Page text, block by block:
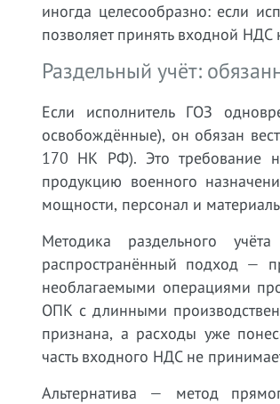
иногда целесообразно: если
позволяет принять входной НДС
Раздельный учёт:
Если исполнитель ГОЗ
освобождённые), он обязан
170 НК РФ). Это требование
продукцию военного
мощности, персонал и
Методика раздельного
распространённый подход —
необлагаемыми операциями
ОПК с длинными
признана, а расходы уже
часть входного НДС не
Альтернатива — метод